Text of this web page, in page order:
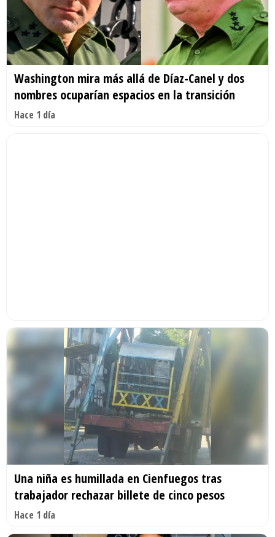
Washington mira más allá de Díaz-Canel y dos
nombres ocuparían espacios en la transición
Hace 1 día
Una niña es humillada en Cienfuegos tras
trabajador rechazar billete de cinco pesos
Hace 1 día